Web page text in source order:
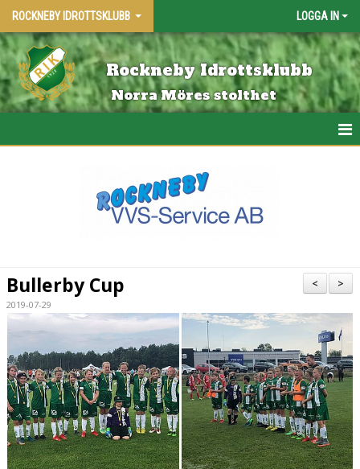
ROCKNEBY IDROTTSKLUBB LOGGA IN
Rockneby Idrottsklubb
Norra Möres stolthet
BLI MEDLEM
NYHETER
DOKUMENT/RUTINER/POLICY
LF FASTIGHETSFÖRMEDLING CUP
>
<
Bullerby Cup
2019-07-29